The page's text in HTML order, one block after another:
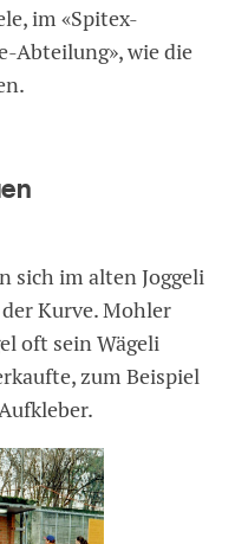
im «Spitex-
Abteilung», wie die
sich im alten Joggeli
Kurve. Mohler
oft sein Wägeli
zum Beispiel